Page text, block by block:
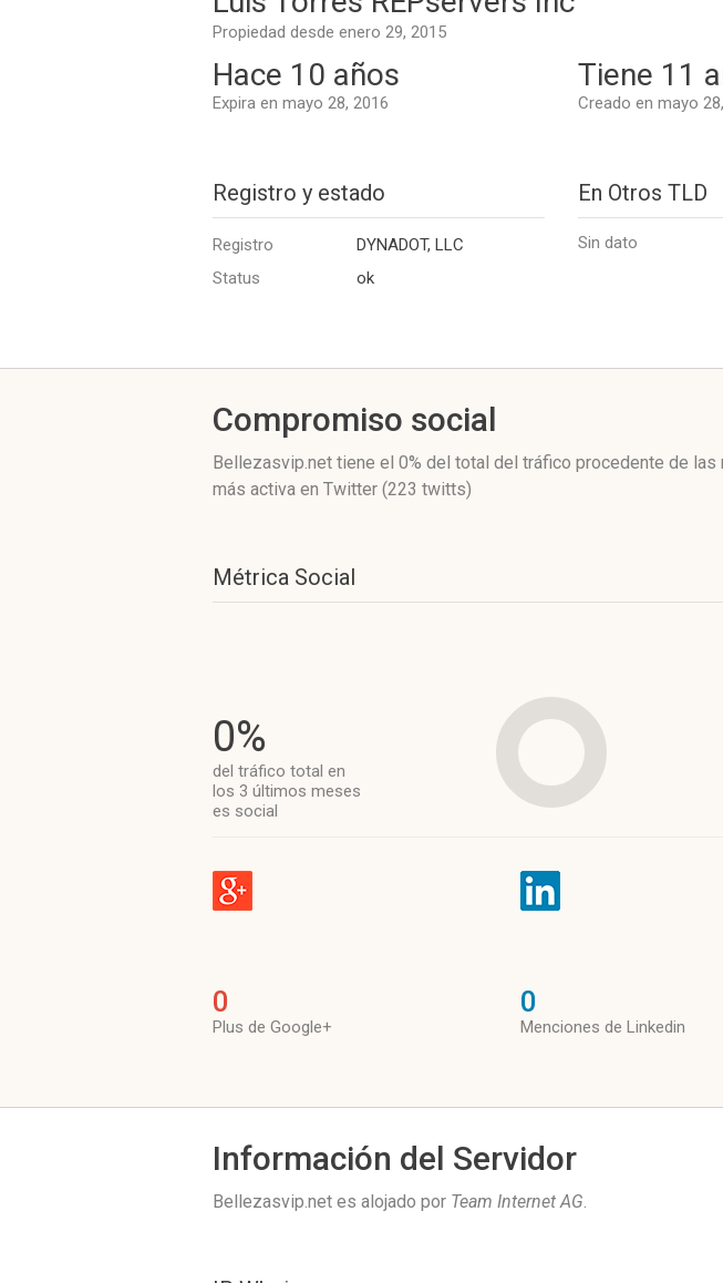
Propiedad desde enero 29, 2015
Hace 10 años
Expira en mayo 28, 2016
Tiene 11
Creado en mayo
Registro y estado
Registro
DYNADOT, LLC
Status
ok
En Otros TLD
Sin dato
Compromiso social
Bellezasvip.net tiene el 0% del total del tráfico procedente de
más activa en Twitter (223 twitts)
Métrica Social
0%
del tráfico total en
los 3 últimos meses
es social
0
Plus de Google+
0
Menciones de Linkedin
Información del Servidor
Bellezasvip.net es alojado por Team Internet AG.